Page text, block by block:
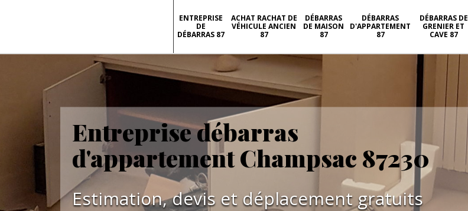
ENTREPRISE
DE
DÉBARRAS 87
ACHAT RACHAT DE
VÉHICULE ANCIEN
87
DÉBARRAS
DE MAISON
87
DÉBARRAS
D'APPARTEMENT
87
DÉBARRAS DE
GRENIER ET
CAVE 87
Entreprise débarras
d'appartement Champsac 87230
Estimation, devis et déplacement gratuits